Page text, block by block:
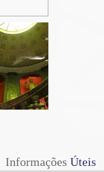
Informações Úteis